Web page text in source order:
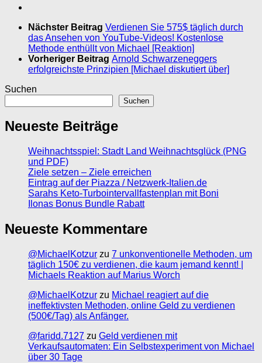
Nächster Beitrag Verdienen Sie 575$ täglich durch
das Ansehen von YouTube-Videos! Kostenlose
Methode enthüllt von Michael [Reaktion]
Vorheriger Beitrag Arnold Schwarzeneggers
erfolgreichste Prinzipien [Michael diskutiert über]
Suchen
Suchen
Neueste Beiträge
Weihnachtsspiel: Stadt Land Weihnachtsglück (PNG
und PDF)
Ziele setzen – Ziele erreichen
Eintrag auf der Piazza / Netzwerk-Italien.de
Sarahs Keto-Turbointervallfastenplan mit Boni
Ilonas Bonus Bundle Rabatt
Neueste Kommentare
@MichaelKotzur zu 7 unkonventionelle Methoden, um
täglich 150€ zu verdienen, die kaum jemand kennt! |
Michaels Reaktion auf Marius Worch
@MichaelKotzur zu Michael reagiert auf die
ineffektivsten Methoden, online Geld zu verdienen
(500€/Tag) als Anfänger.
@faridd.7127 zu Geld verdienen mit
Verkaufsautomaten: Ein Selbstexperiment von Michael
über 30 Tage